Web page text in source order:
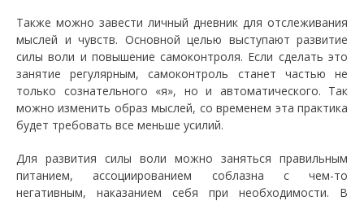
Также можно завести личный дневник для отслеживания
мыслей и чувств. Основной целью выступают развитие
силы воли и повышение самоконтроля. Если сделать это
занятие регулярным, самоконтроль станет частью не
только сознательного «я», но и автоматического. Так
можно изменить образ мыслей, со временем эта практика
будет требовать все меньше усилий.
Для развития силы воли можно заняться правильным
питанием, ассоциированием соблазна с чем-то
негативным, наказанием себя при необходимости. В